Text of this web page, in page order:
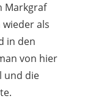
Markgraf
als
in den
von hier
und die